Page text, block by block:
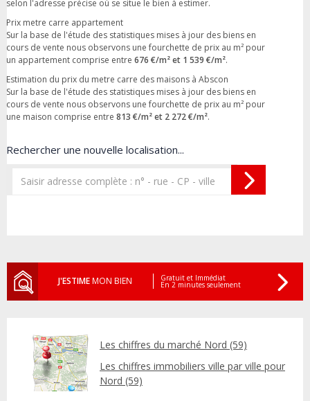
selon l'adresse précise où se situe le bien à estimer.
Prix metre carre appartement
Sur la base de l'étude des statistiques mises à jour des biens en
cours de vente nous observons une fourchette de prix au m² pour
un appartement comprise entre 676 €/m² et 1 539 €/m².
Estimation du prix du metre carre des maisons à Abscon
Sur la base de l'étude des statistiques mises à jour des biens en
cours de vente nous observons une fourchette de prix au m² pour
une maison comprise entre 813 €/m² et 2 272 €/m².
Rechercher une nouvelle localisation...
J'ESTIMEMON BIEN Gratuit et Immédiat
En 2 minutes seulement
Les chiffres du marché Nord (59)
Les chiffres immobiliers ville par ville pour
Nord (59)